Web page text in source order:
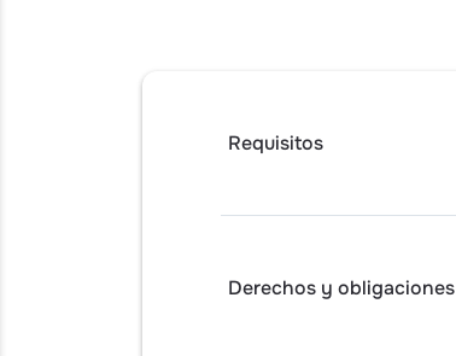
Requisitos
Derechos y obligaciones